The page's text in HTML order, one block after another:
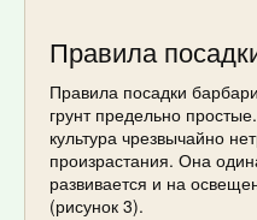
Правила
Правила посадки
грунт предельно
культура чрезвычайно
произрастания. Она
развивается и на
(рисунок 3).